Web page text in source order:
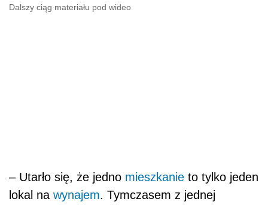
Dalszy ciąg materiału pod wideo
– Utarło się, że jedno mieszkanie to tylko jeden
lokal na wynajem. Tymczasem z jednej